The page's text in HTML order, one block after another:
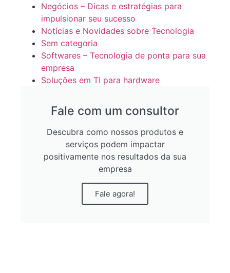
Negócios – Dicas e estratégias para
impulsionar seu sucesso
Notícias e Novidades sobre Tecnologia
Sem categoria
Softwares – Tecnologia de ponta para sua
empresa
Soluções em TI para hardware
Fale com um consultor
Descubra como nossos produtos e
serviços podem impactar
positivamente nos resultados da sua
empresa
Fale agora!